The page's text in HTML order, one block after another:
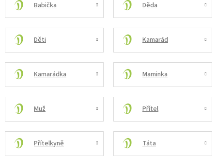
Babička Děda
Děti Kamarád
Kamarádka Maminka
Muž Přítel
Přítelkyně Táta